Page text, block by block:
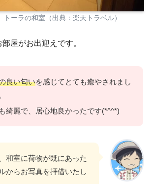
ーラの和室（出典：楽天トラベル）
屋がお出迎えです。
良い匂いを感じてとても癒やされまし
綺麗で、居心地良かったです(*^^*)
和室に荷物が既にあった
からお写真を拝借いたし